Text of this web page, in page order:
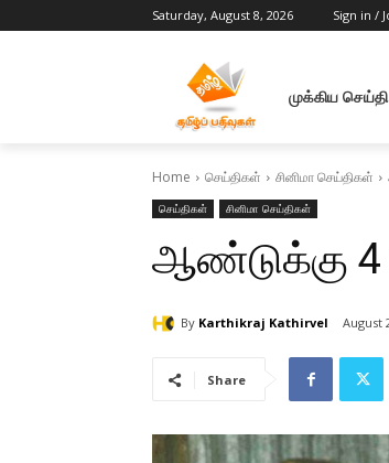
Saturday, August 8, 2026 Sign in /
முக்கிய செய்தி
Home செய்திகள் சினிமா செய்திகள்
செய்திகள் சினிமா செய்திகள்
ஆண்டுக்கு 4
By Karthikraj Kathirvel August
Share